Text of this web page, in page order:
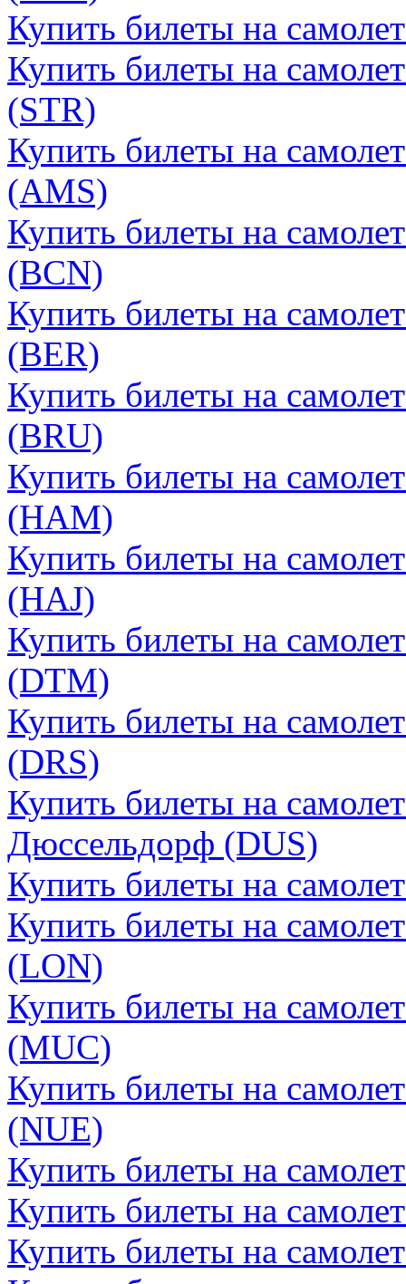
Купить билеты на
Купить билеты на
(STR)
Купить билеты на
(AMS)
Купить билеты на
(BCN)
Купить билеты на
(BER)
Купить билеты на
(BRU)
Купить билеты на
(HAM)
Купить билеты на
(HAJ)
Купить билеты на
(DTM)
Купить билеты на
(DRS)
Купить билеты на
Дюссельдорф (DUS)
Купить билеты на
Купить билеты на
(LON)
Купить билеты на
(MUC)
Купить билеты на
(NUE)
Купить билеты на
Купить билеты на
Купить билеты на